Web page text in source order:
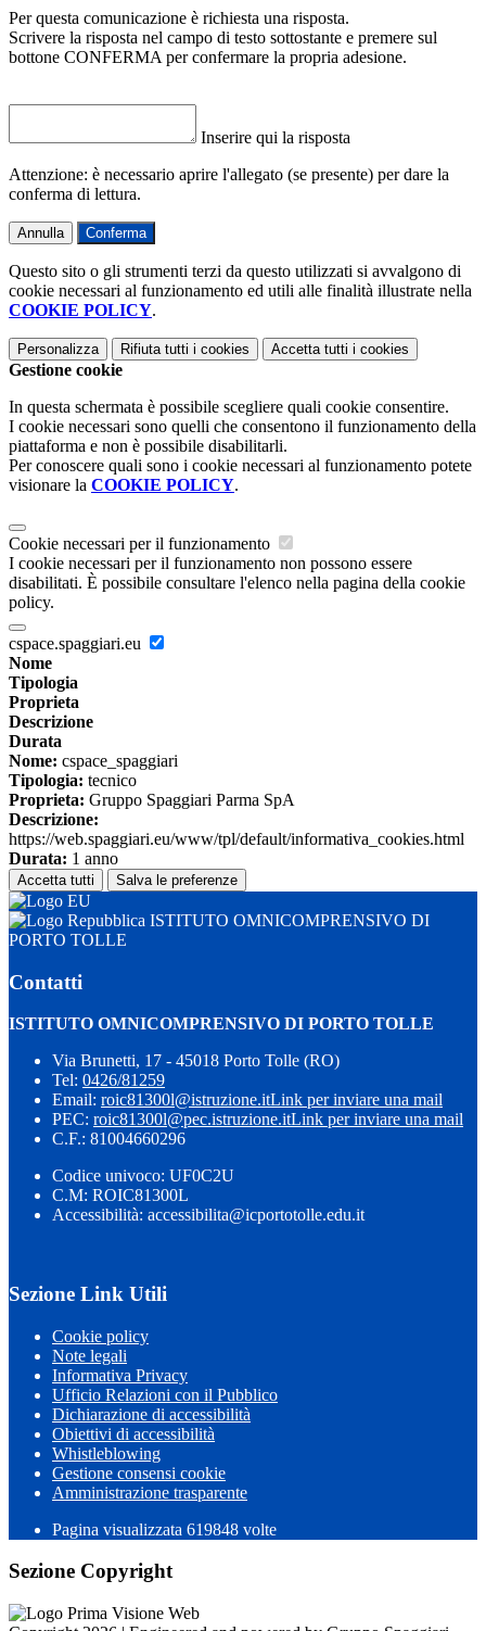
Per questa comunicazione è richiesta una risposta.
Scrivere la risposta nel campo di testo sottostante e premere sul
bottone CONFERMA per confermare la propria adesione.
Inserire qui la risposta
Attenzione: è necessario aprire l'allegato (se presente) per dare la
conferma di lettura.
Annulla Conferma
Questo sito o gli strumenti terzi da questo utilizzati si avvalgono di
cookie necessari al funzionamento ed utili alle finalità illustrate nella
COOKIE POLICY.
Personalizza Rifiuta tutti i cookies Accetta tutti i cookies
Gestione cookie
In questa schermata è possibile scegliere quali cookie consentire.
I cookie necessari sono quelli che consentono il funzionamento della
piattaforma e non è possibile disabilitarli.
Per conoscere quali sono i cookie necessari al funzionamento potete
visionare la COOKIE POLICY.
Cookie necessari per il funzionamento
I cookie necessari per il funzionamento non possono essere
disabilitati. È possibile consultare l'elenco nella pagina della cookie
policy.
cspace.spaggiari.eu
Nome
Tipologia
Proprieta
Descrizione
Durata
Nome: cspace_spaggiari
Tipologia: tecnico
Proprieta: Gruppo Spaggiari Parma SpA
Descrizione:
https://web.spaggiari.eu/www/tpl/default/informativa_cookies.html
Durata: 1 anno
Accetta tutti Salva le preferenze
ISTITUTO OMNICOMPRENSIVO DI
PORTO TOLLE
Contatti
ISTITUTO OMNICOMPRENSIVO DI PORTO TOLLE
Via Brunetti, 17 - 45018 Porto Tolle (RO)
Tel: 0426/81259
Email: roic81300l@istruzione.itLink per inviare una mail
PEC: roic81300l@pec.istruzione.itLink per inviare una mail
C.F.: 81004660296
Codice univoco: UF0C2U
C.M: ROIC81300L
Accessibilità: accessibilita@icportotolle.edu.it
Sezione Link Utili
Cookie policy
Note legali
Informativa Privacy
Ufficio Relazioni con il Pubblico
Dichiarazione di accessibilità
Obiettivi di accessibilità
Whistleblowing
Gestione consensi cookie
Amministrazione trasparente
Pagina visualizzata 619848 volte
Sezione Copyright